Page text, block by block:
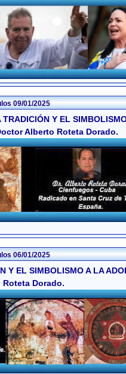
09/01/2025
Y EL
Alberto Roteta Dorado.
06/01/2025
Y EL SIMBOLISMO A LA
Roteta Dorado.